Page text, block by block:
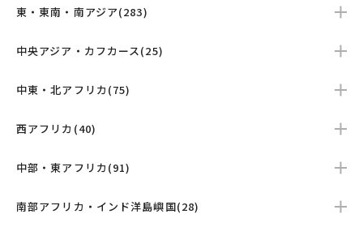
東・東南・南アジア(283)
中央アジア・カフカース(25)
中東・北アフリカ(75)
西アフリカ(40)
中部・東アフリカ(91)
南部アフリカ・インド洋島嶼国(28)